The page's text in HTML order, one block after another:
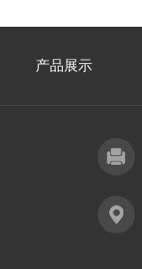
产品展示